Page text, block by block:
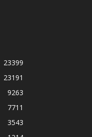
23399
23191
9263
7711
3543